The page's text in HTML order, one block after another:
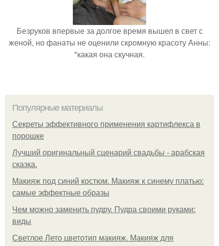
Безруков впервые за долгое время вышел в свет с
женой, но фанаты не оценили скромную красоту Анны:
"какая она скучная.
Популярные материалы
Секреты эффективного применения картифлекса в
порошке
Лучший оригинальный сценарий свадьбы - арабская
сказка.
Макияж под синий костюм. Макияж к синему платью:
самые эффектные образы
Чем можно заменить пудру. Пудра своими руками:
виды
Светлое Лето цветотип макияж. Макияж для